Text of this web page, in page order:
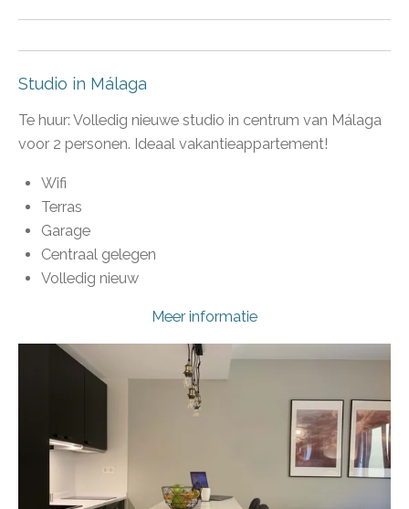
Studio in Málaga
Te huur: Volledig nieuwe studio in centrum van Málaga
voor 2 personen. Ideaal vakantieappartement!
Wifi
Terras
Garage
Centraal gelegen
Volledig nieuw
Meer informatie